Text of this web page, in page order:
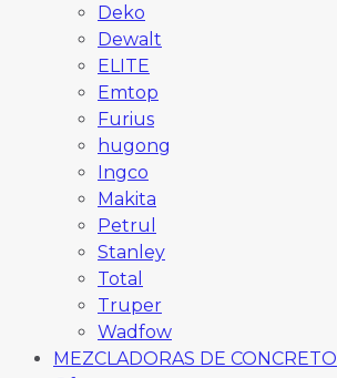
Deko
Dewalt
ELITE
Emtop
Furius
hugong
Ingco
Makita
Petrul
Stanley
Total
Truper
Wadfow
MEZCLADORAS DE CONCRETO